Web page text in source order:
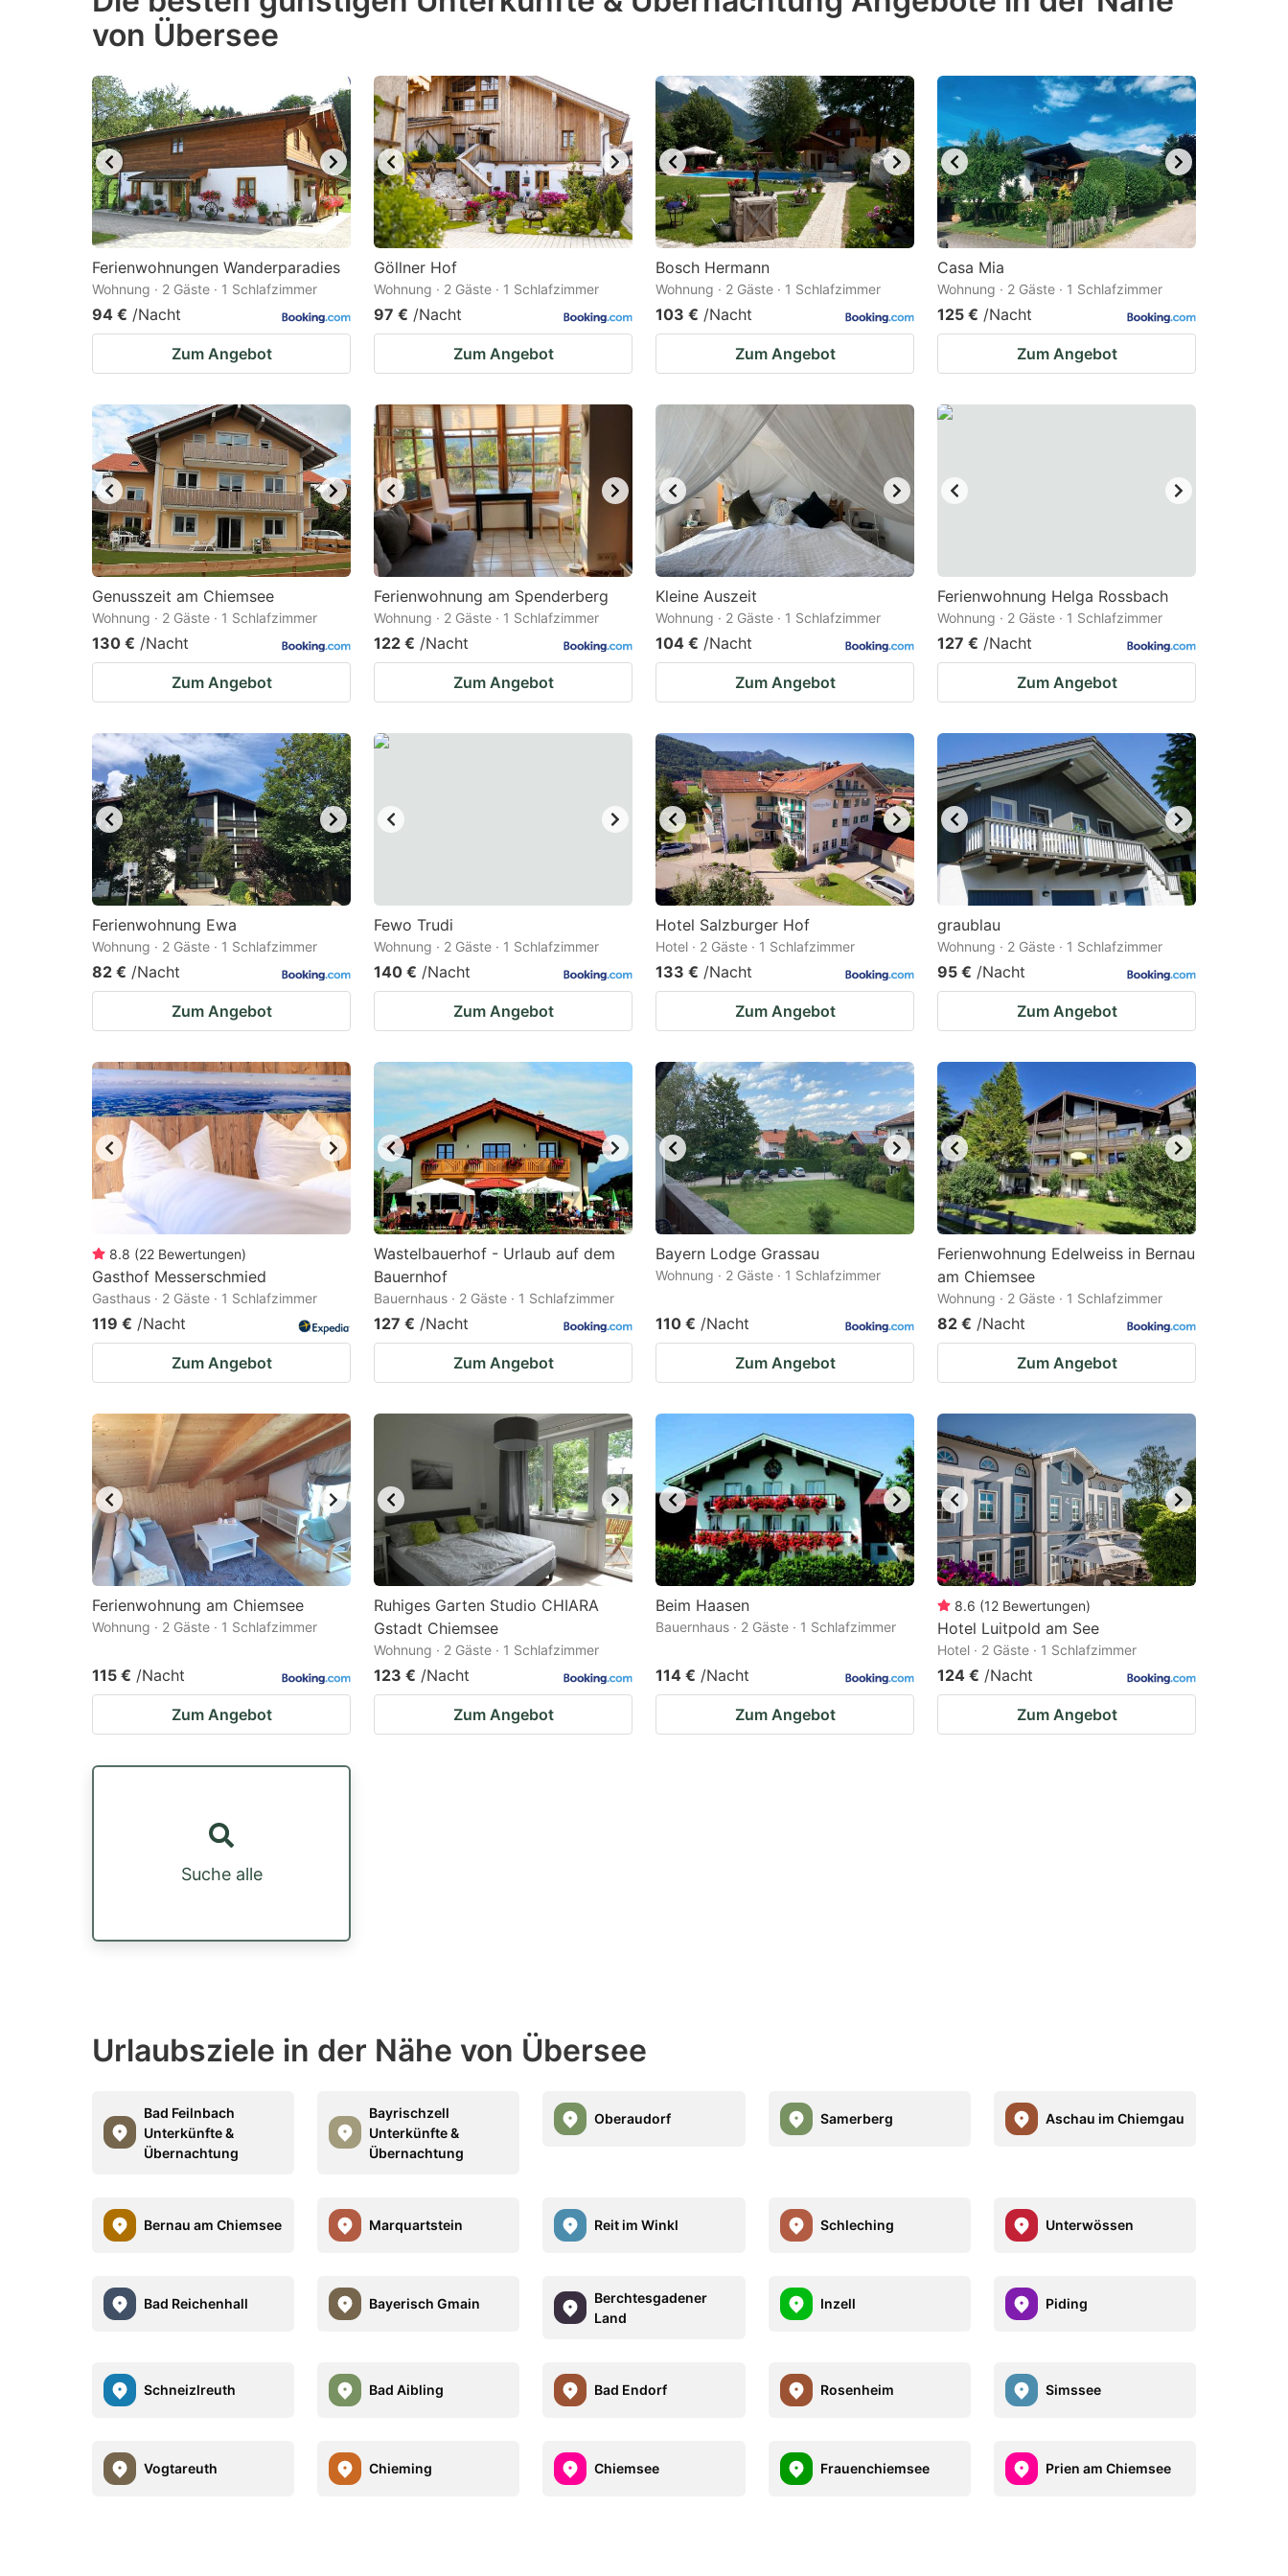
question
key
to
get
the
keyboard
shortcuts
for
changing
dates.
key
to
get
the
keyboard
shortcuts
for
changing
dates.
von Übersee
Ferienwohnungen Wanderparadies
Wohnung · 2 Gäste · 1 Schlafzimmer
94 € /Nacht
Zum Angebot
Göllner Hof
Wohnung · 2 Gäste · 1 Schlafzimmer
97 € /Nacht
Zum Angebot
Bosch Hermann
Wohnung · 2 Gäste · 1 Schlafzimmer
103 € /Nacht
Zum Angebot
Casa Mia
Wohnung · 2 Gäste · 1 Schlafzimmer
125 € /Nacht
Zum Angebot
Genusszeit am Chiemsee
Wohnung · 2 Gäste · 1 Schlafzimmer
130 € /Nacht
Zum Angebot
Ferienwohnung am Spenderberg
Wohnung · 2 Gäste · 1 Schlafzimmer
122 € /Nacht
Zum Angebot
Kleine Auszeit
Wohnung · 2 Gäste · 1 Schlafzimmer
104 € /Nacht
Zum Angebot
Ferienwohnung Helga Rossbach
Wohnung · 2 Gäste · 1 Schlafzimmer
127 € /Nacht
Zum Angebot
Ferienwohnung Ewa
Wohnung · 2 Gäste · 1 Schlafzimmer
82 € /Nacht
Zum Angebot
Fewo Trudi
Wohnung · 2 Gäste · 1 Schlafzimmer
140 € /Nacht
Zum Angebot
Hotel Salzburger Hof
Hotel · 2 Gäste · 1 Schlafzimmer
133 € /Nacht
Zum Angebot
graublau
Wohnung · 2 Gäste · 1 Schlafzimmer
95 € /Nacht
Zum Angebot
8.8 (22 Bewertungen)
Gasthof Messerschmied
Gasthaus · 2 Gäste · 1 Schlafzimmer
119 € /Nacht
Zum Angebot
Wastelbauerhof - Urlaub auf dem
Bauernhof
Bauernhaus · 2 Gäste · 1 Schlafzimmer
127 € /Nacht
Zum Angebot
Bayern Lodge Grassau
Wohnung · 2 Gäste · 1 Schlafzimmer
110 € /Nacht
Zum Angebot
Ferienwohnung Edelweiss in Bernau
am Chiemsee
Wohnung · 2 Gäste · 1 Schlafzimmer
82 € /Nacht
Zum Angebot
Ferienwohnung am Chiemsee
Wohnung · 2 Gäste · 1 Schlafzimmer
115 € /Nacht
Zum Angebot
Ruhiges Garten Studio CHIARA
Gstadt Chiemsee
Wohnung · 2 Gäste · 1 Schlafzimmer
123 € /Nacht
Zum Angebot
Beim Haasen
Bauernhaus · 2 Gäste · 1 Schlafzimmer
114 € /Nacht
Zum Angebot
8.6 (12 Bewertungen)
Hotel Luitpold am See
Hotel · 2 Gäste · 1 Schlafzimmer
124 € /Nacht
Zum Angebot
Suche alle
Urlaubsziele in der Nähe von Übersee
Bad Feilnbach
Unterkünfte &
Übernachtung
Bayrischzell
Unterkünfte &
Übernachtung
Oberaudorf Samerberg Aschau im Chiemgau
Bernau am Chiemsee Marquartstein Reit im Winkl Schleching Unterwössen
Bad Reichenhall Bayerisch Gmain
Berchtesgadener
Land
Inzell Piding
Schneizlreuth Bad Aibling Bad Endorf Rosenheim Simssee
Vogtareuth Chieming Chiemsee Frauenchiemsee Prien am Chiemsee